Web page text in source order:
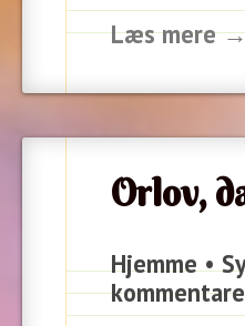
Læs mere
Orlov,
Hjemme•